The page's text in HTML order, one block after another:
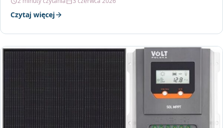
Czytaj więcej